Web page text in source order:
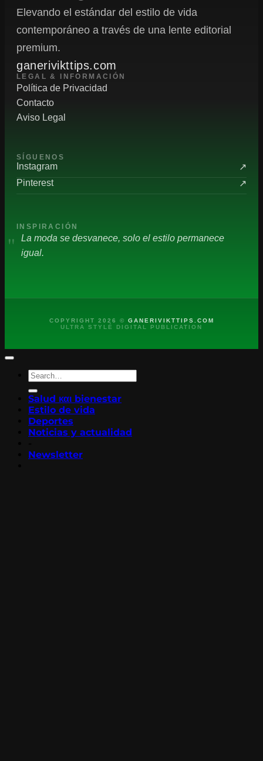
Elevando el estándar del estilo de vida
contemporáneo a través de una lente editorial
premium.
ganerivikttips.com
LEGAL & INFORMACIÓN
Política de Privacidad
Contacto
Aviso Legal
SÍGUENOS
Instagram
↗
Pinterest
↗
INSPIRACIÓN
"
La moda se desvanece, solo el estilo permanece
igual.
COPYRIGHT 2026 © GANERIVIKTTIPS.COM
ULTRA STYLÉ DIGITAL PUBLICATION
Salud και bienestar
Estilo de vida
Deportes
Noticias y actualidad
Newsletter